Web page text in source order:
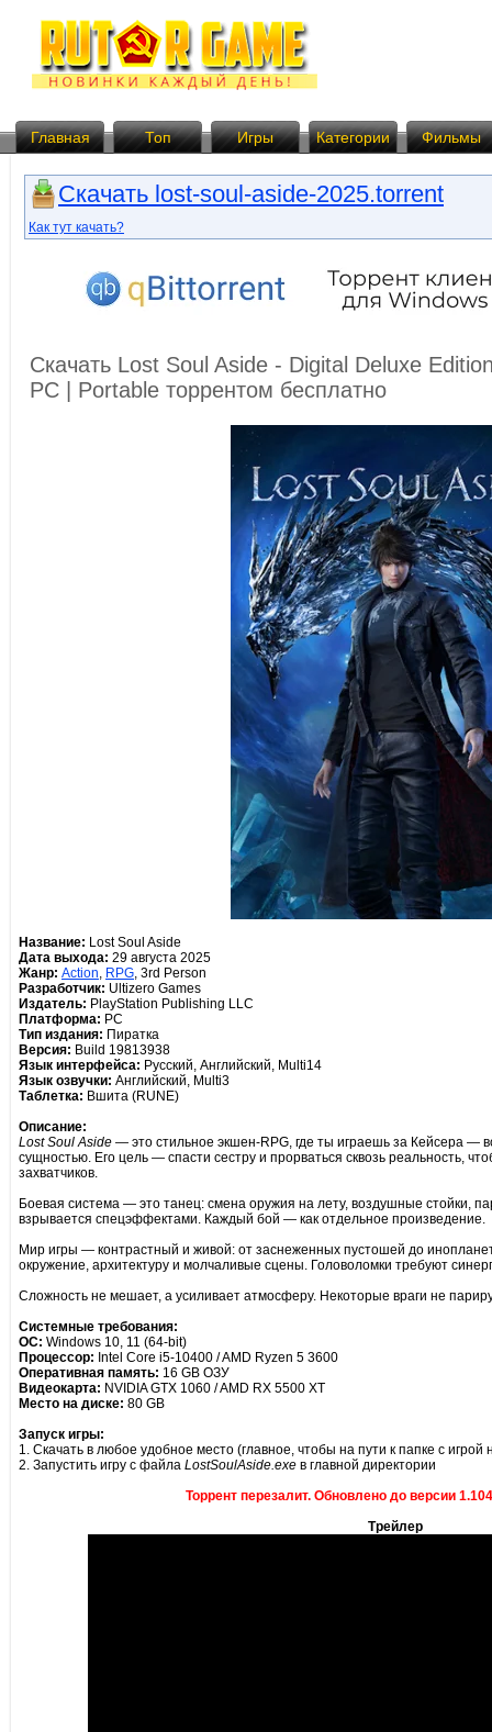
Главная Топ Игры Категории Фильмы
Скачать lost-soul-aside-2025.torrent
Как тут качать?
Скачать Lost Soul Aside - Digital Deluxe
PC | Portable торрентом бесплатно
Название: Lost Soul Aside
Дата выхода: 29 августа 2025
Жанр: Action, RPG, 3rd Person
Разработчик: Ultizero Games
Издатель: PlayStation Publishing LLC
Платформа: PC
Тип издания: Пиратка
Версия: Build 19813938
Язык интерфейса: Русский, Английский, Multi14
Язык озвучки: Английский, Multi3
Таблетка: Вшита (RUNE)
Описание:
Lost Soul Aside — это стильное экшен-RPG, где ты играешь за Кейсера —
сущностью. Его цель — спасти сестру и прорваться сквозь реальность,
захватчиков.
Боевая система — это танец: смена оружия на лету, воздушные стойки,
взрывается спецэффектами. Каждый бой — как отдельное произведение.
Мир игры — контрастный и живой: от заснеженных пустошей до
окружение, архитектуру и молчаливые сцены. Головоломки требуют
Сложность не мешает, а усиливает атмосферу. Некоторые враги не
Системные требования:
ОС: Windows 10, 11 (64-bit)
Процессор: Intel Core i5-10400 / AMD Ryzen 5 3600
Оперативная память: 16 GB ОЗУ
Видеокарта: NVIDIA GTX 1060 / AMD RX 5500 XT
Место на диске: 80 GB
Запуск игры:
1. Скачать в любое удобное место (главное, чтобы на пути к папке с
2. Запустить игру с файла LostSoulAside.exe в главной директории
Торрент перезалит. Обновлено до версии
Трейлер